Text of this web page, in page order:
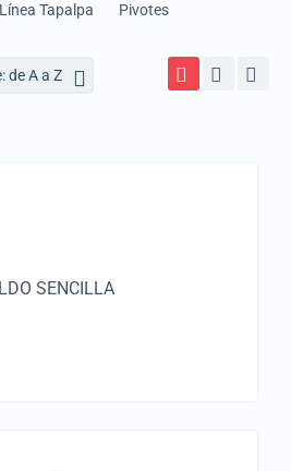
Línea Tapalpa Pivotes
de A a Z
SENCILLA